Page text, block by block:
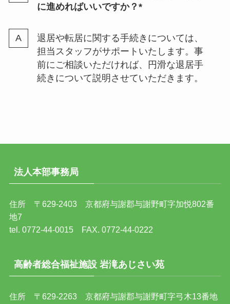
に進めればいいですか？*
退居や転居に関する手続きについては、
担当スタッフがサポートいたします。事
前にご相談いただければ、円滑な退居手
続きについて説明させていただきます。
法人本部事務局
住所 〒629-2403 京都府与謝郡与謝野町字加悦802番
地7
tel. 0772-44-0015 FAX. 0772-44-0222
高齢者総合福祉施設 岩滝あじさい苑
住所 〒629-2263 京都府与謝郡与謝野町字弓木13番地